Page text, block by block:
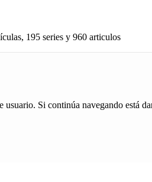
195 series y 960 articulos
Si continúa navegando está